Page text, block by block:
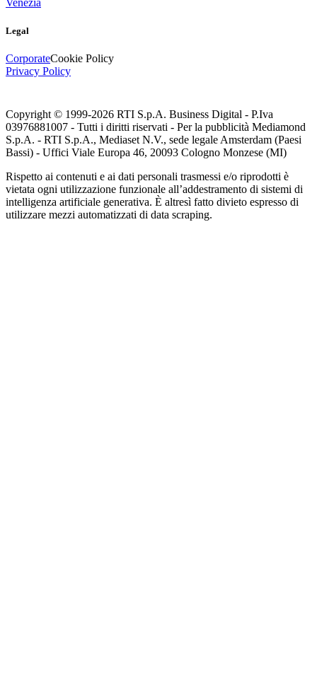
Venezia
Legal
CorporateCookie Policy
Privacy Policy
Copyright © 1999-2026 RTI S.p.A. Business Digital - P.Iva
03976881007 - Tutti i diritti riservati - Per la pubblicità Mediamond
S.p.A. - RTI S.p.A., Mediaset N.V., sede legale Amsterdam (Paesi
Bassi) - Uffici Viale Europa 46, 20093 Cologno Monzese (MI)
Rispetto ai contenuti e ai dati personali trasmessi e/o riprodotti è
vietata ogni utilizzazione funzionale all’addestramento di sistemi di
intelligenza artificiale generativa. È altresì fatto divieto espresso di
utilizzare mezzi automatizzati di data scraping.